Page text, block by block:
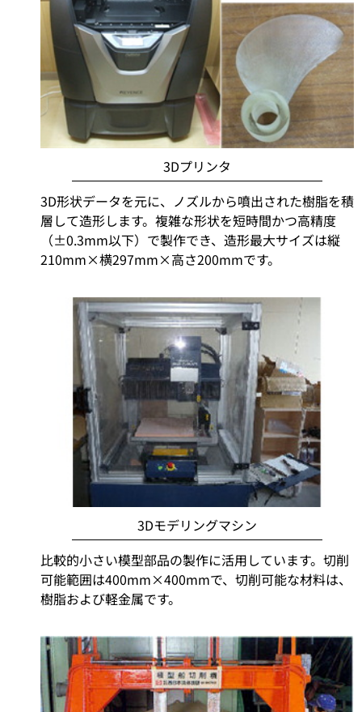
3Dプリンタ
3D形状データを元に、ノズルから噴出された樹脂を積
層して造形します。複雑な形状を短時間かつ高精度
（±0.3mm以下）で製作でき、造形最大サイズは縦
210mm×横297mm×高さ200mmです。
3Dモデリングマシン
比較的小さい模型部品の製作に活用しています。切削
可能範囲は400mm×400mmで、切削可能な材料は、
樹脂および軽金属です。